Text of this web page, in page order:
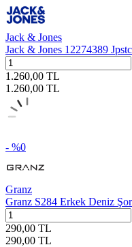
Jack & Jones
Jack & Jones 12274389
1.260,00 TL
1.260,00 TL
- %0
Granz
Granz S284 Erkek Deniz
290,00 TL
290,00 TL